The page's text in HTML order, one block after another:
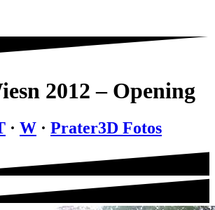
2012 – Opening
· W · Prater3D Fotos